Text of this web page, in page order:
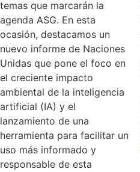
temas que marcarán la
agenda ASG. En esta
ocasión, destacamos un
nuevo informe de Naciones
Unidas que pone el foco en
el creciente impacto
ambiental de la inteligencia
artificial (IA) y el
lanzamiento de una
herramienta para facilitar un
uso más informado y
responsable de esta